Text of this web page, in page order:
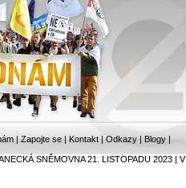
| Zapojte se | Kontakt | Odkazy | Blogy |
SNĚMOVNA 21. LISTOPADU 2023|V